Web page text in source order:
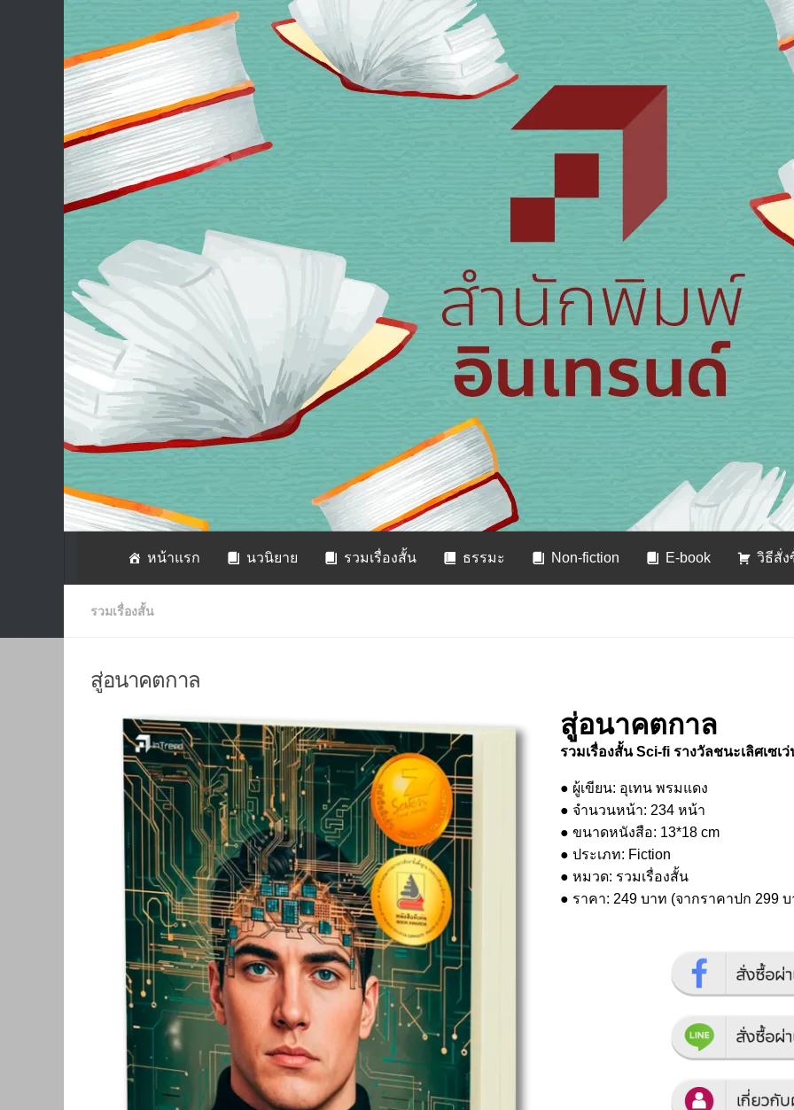
หน้าแรก นวนิยาย รวมเรื่องสั้น ธรรมะ Non-fiction E-book วิธีสั่ง
รวมเรื่องสั้น
สู่อนาคตกาล
สู่อนาคตกาล
รวมเรื่องสั้น Sci-fi รางวัลชนะเลิศเซ
● ผู้เขียน: อุเทน พรมแดง
● จำนวนหน้า: 234 หน้า
● ขนาดหนังสือ: 13*18 cm
● ประเภท: Fiction
● หมวด: รวมเรื่องสั้น
● ราคา: 249 บาท (จากราคาปก 299